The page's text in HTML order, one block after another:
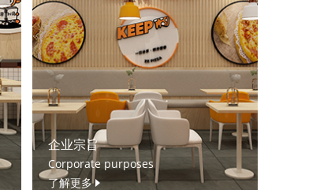
企业宗旨
Corporate purposes
了解更多